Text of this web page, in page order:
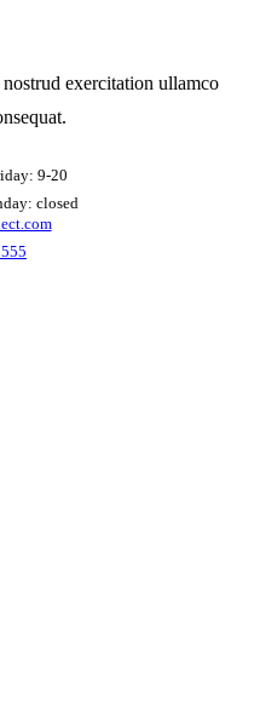
exercitation ullamco
9-20
closed